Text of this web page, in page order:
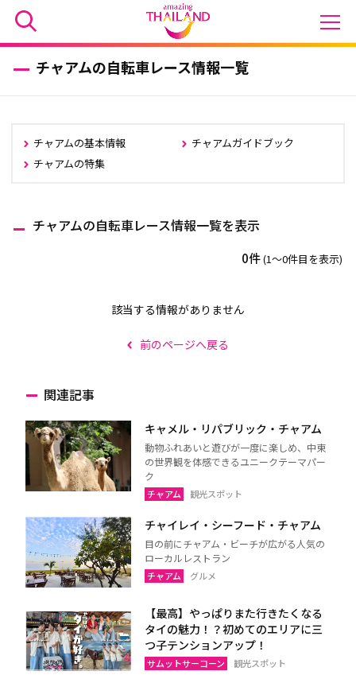
チャアムの自転車レース情報一覧
チャアムの基本情報
チャアムガイドブック
チャアムの特集
チャアムの自転車レース情報一覧を表示
0件(1〜0件目を表示)
該当する情報がありません
前のページへ戻る
関連記事
キャメル・リパブリック・チャアム
動物ふれあいと遊びが一度に楽しめ、中東
の世界観を体感できるユニークテーマパー
ク
チャアム 観光スポット
チャイレイ・シーフード・チャアム
目の前にチャアム・ビーチが広がる人気の
ローカルレストラン
チャアム グルメ
【最高】やっぱりまた行きたくなる
タイの魅力！？初めてのエリアに三
つ子テンションアップ！
サムットサーコーン 観光スポット